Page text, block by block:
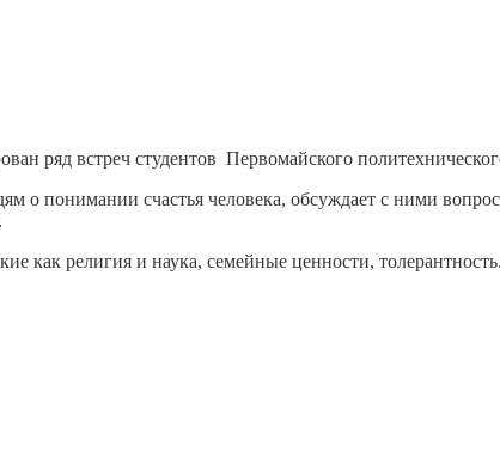
ряд встреч студентов Первомайского
о понимании счастья человека, обсуждает с ними
как религия и наука, семейные ценности, толерантность.